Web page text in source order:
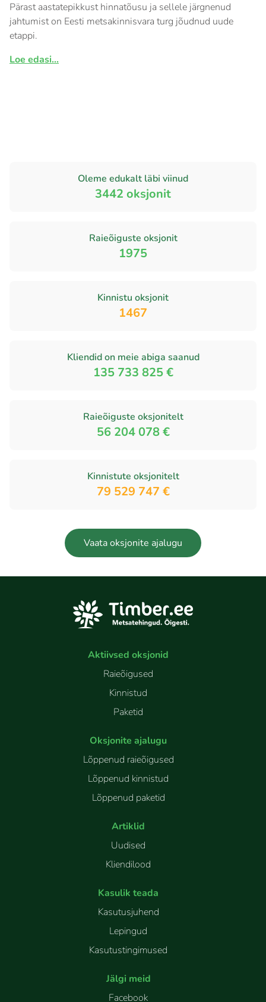
Pärast aastatepikkust hinnatõusu ja sellele järgnenud
jahtumist on Eesti metsakinnisvara turg jõudnud uude
etappi.
Loe edasi...
Oleme edukalt läbi viinud
3442 oksjonit
Raieõiguste oksjonit
1975
Kinnistu oksjonit
1467
Kliendid on meie abiga saanud
135 733 825 €
Raieõiguste oksjonitelt
56 204 078 €
Kinnistute oksjonitelt
79 529 747 €
Vaata oksjonite ajalugu
Aktiivsed oksjonid
Raieõigused
Kinnistud
Paketid
Oksjonite ajalugu
Lõppenud raieõigused
Lõppenud kinnistud
Lõppenud paketid
Artiklid
Uudised
Kliendilood
Kasulik teada
Kasutusjuhend
Lepingud
Kasutustingimused
Jälgi meid
Facebook